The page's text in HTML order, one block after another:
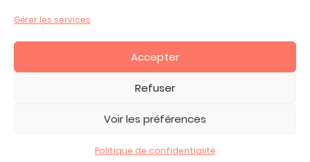
Gérer les services
Accepter
Refuser
Voir les préférences
Politique de confidentialité
Mon compte
CGV
Politique de Confidentialité